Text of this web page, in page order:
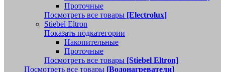
Проточные
Посмотреть все товары [Electrolux]
Stiebel Eltron
Показать подкатегории
Накопительные
Проточные
Посмотреть все товары [Stiebel Eltron]
Посмотреть все товары [Водонагреватели]